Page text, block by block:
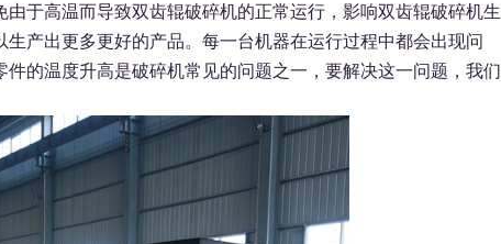
于高温而导致双齿辊破碎机的正常运行，影响双齿辊破碎机生
生产出更多更好的产品。每一台机器在运行过程中都会出现问
的温度升高是破碎机常见的问题之一，要解决这一问题，我们